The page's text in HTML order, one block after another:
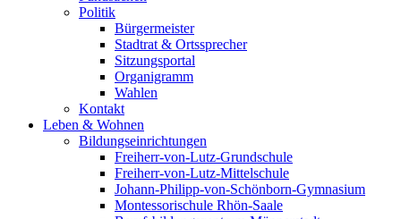
Politik
Bürgermeister
Stadtrat & Ortssprecher
Sitzungsportal
Organigramm
Wahlen
Kontakt
Leben & Wohnen
Bildungseinrichtungen
Freiherr-von-Lutz-Grundschule
Freiherr-von-Lutz-Mittelschule
Johann-Philipp-von-Schönborn-Gymnasium
Montessorischule Rhön-Saale